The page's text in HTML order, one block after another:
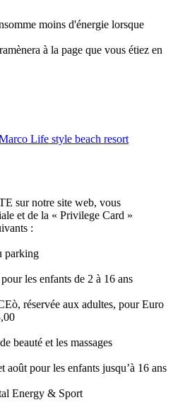
moins d'énergie lorsque
à la page que vous étiez en
Life style beach resort
sur notre site web, vous
et de la « Privilege Card »
:
parking
les enfants de 2 à 16 ans
réservée aux adultes, pour Euro
beauté et les massages
août pour les enfants jusqu’à 16 ans
Energy & Sport